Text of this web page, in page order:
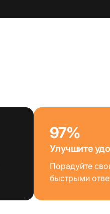
97%
Улучшите
Порадуйте
быстрыми